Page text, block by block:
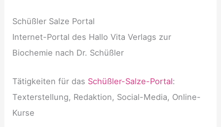
Schüßler Salze Portal
Internet-Portal des Hallo Vita Verlags zur
Biochemie nach Dr. Schüßler
Tätigkeiten für das Schüßler-Salze-Portal:
Texterstellung, Redaktion, Social-Media, Online-
Kurse